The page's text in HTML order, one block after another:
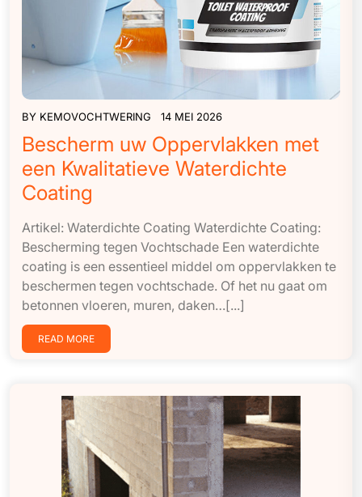
BY KEMOVOCHTWERING 14 MEI 2026
Bescherm uw Oppervlakken met
een Kwalitatieve Waterdichte
Coating
Artikel: Waterdichte Coating Waterdichte Coating:
Bescherming tegen Vochtschade Een waterdichte
coating is een essentieel middel om oppervlakken te
beschermen tegen vochtschade. Of het nu gaat om
betonnen vloeren, muren, daken…[...]
READ MORE